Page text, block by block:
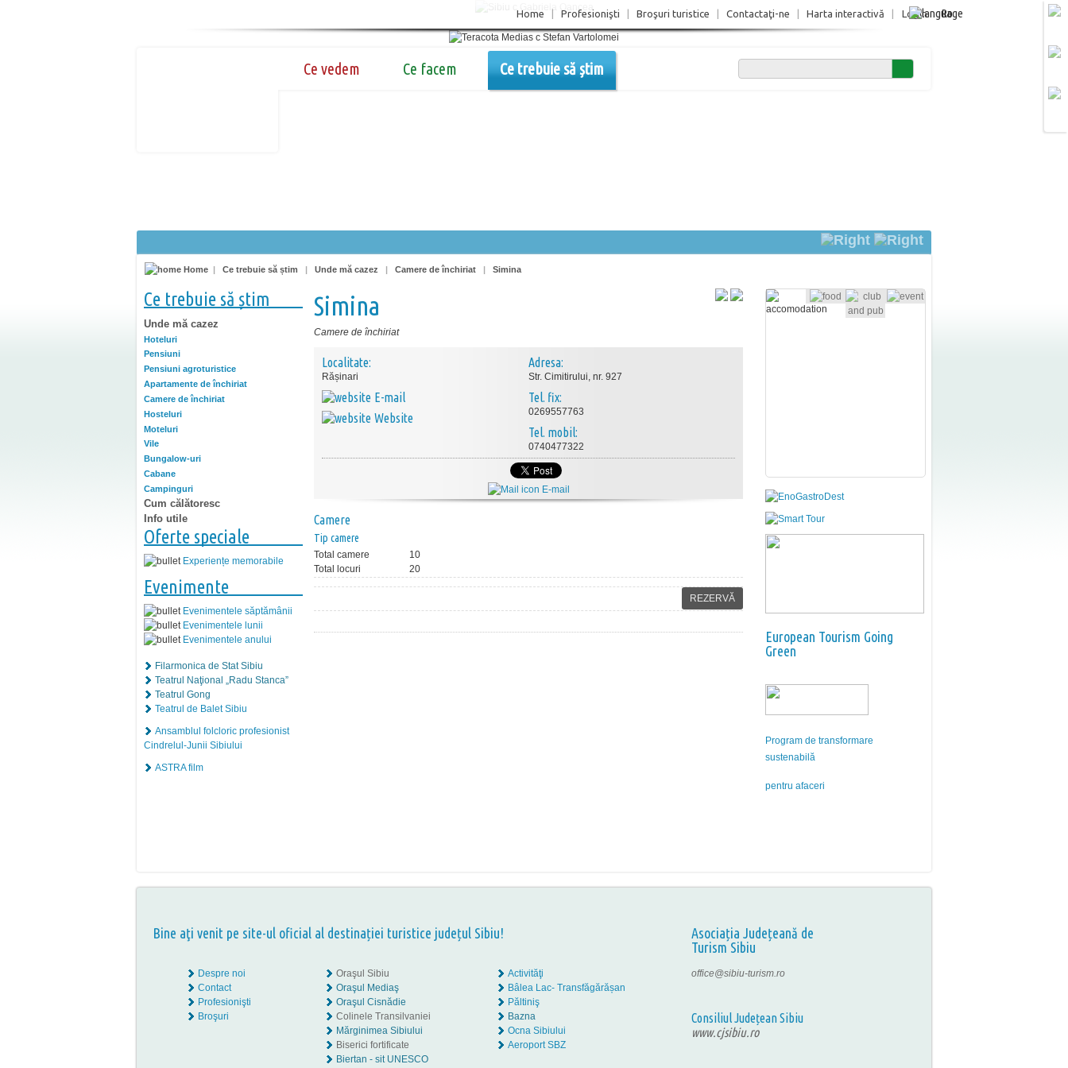
Login Ro
Home Profesionişti Broşuri turistice Contactaţi-ne Harta interactivă
Ce vedem Ce facem Ce trebuie să știm
Home | Ce trebuie să știm | Unde mă cazez | Camere de închiriat | Simina
Ce trebuie să știm
Unde mă cazez
Hoteluri
Pensiuni
Pensiuni agroturistice
Apartamente de închiriat
Camere de închiriat
Hosteluri
Moteluri
Vile
Bungalow-uri
Cabane
Campinguri
Cum călătoresc
Info utile
Oferte speciale
Experiențe memorabile
Evenimente
Evenimentele săptămânii
Evenimentele lunii
Evenimentele anului
Filarmonica de Stat Sibiu
Teatrul Naţional „Radu Stanca”
Teatrul Gong
Teatrul de Balet Sibiu
Ansamblul folcloric profesionist
Cindrelul-Junii Sibiului
ASTRA film
Simina
Camere de închiriat
Localitate:
Rășinari
E-mail
Website
Adresa:
Str. Cimitirului, nr. 927
Tel. fix:
0269557763
Tel. mobil:
0740477322
E-mail
Camere
Tip camere
Total camere
10
Total locuri
20
REZERVĂ
European Tourism Going
Green
Program de transformare
sustenabilă
pentru afaceri
Bine aţi venit pe site-ul oficial al destinației turistice județul Sibiu!
Asociația Județeană de
Turism Sibiu
Despre noi
Contact
Profesionişti
Broşuri
Oraşul Sibiu
Oraşul Mediaş
Oraşul Cisnădie
Colinele Transilvaniei
Mărginimea Sibiului
Biserici fortificate
Biertan - sit UNESCO
Activităţi
Bâlea Lac- Transfăgărășan
Păltiniş
Bazna
Ocna Sibiului
Aeroport SBZ
office@sibiu-turism.ro
Consiliul Județean Sibiu
www.cjsibiu.ro